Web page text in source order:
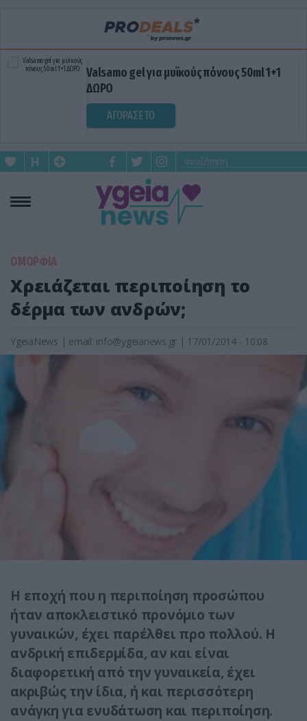
Valsamo gel για μυϊκούς πόνους 50ml 1+1
ΔΩΡΟ
ΑΓΟΡΑΣΕ ΤΟ
ΟΜΟΡΦΙΑ
Χρειάζεται περιποίηση το
δέρμα των ανδρών;
YgeiaNews | email: info@ygeianews.gr | 17/01/2014 - 10:08
Η εποχή που η περιποίηση προσώπου
ήταν αποκλειστικό προνόμιο των
γυναικών, έχει παρέλθει προ πολλού. Η
ανδρική επιδερμίδα, αν και είναι
διαφορετική από την γυναικεία, έχει
ακριβώς την ίδια, ή και περισσότερη
ανάγκη για ενυδάτωση και περιποίηση.